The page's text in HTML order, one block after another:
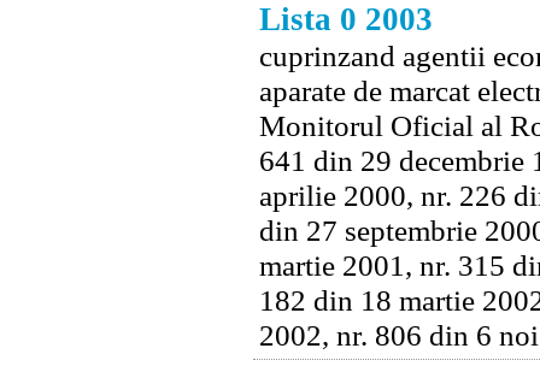
Lista 0 2003
cuprinzand agentii
aparate de marcat
Monitorul Oficial al
641 din 29 decembrie
aprilie 2000, nr. 226
din 27 septembrie
martie 2001, nr. 315
182 din 18 martie
2002, nr. 806 din 6